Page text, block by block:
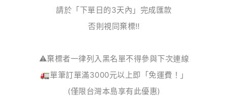
請於「下單日的3天內」完成匯款
否則視同棄標‼️
⚠️棄標者一律列入黑名單不得參與下次連線
🚛單筆訂單滿3000元以上即「免運費！」
(僅限台灣本島享有此優惠)